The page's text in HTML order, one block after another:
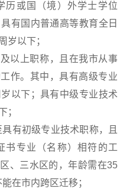
历或国（境）外学士学位
有国内普通高等教育全日
岁以下；
上职称，且在我市从事
作。其中，具有高级专业
以下；具有中级专业技术
；
初级专业技术职称，且
书专业（名称）相符的工
、三水区的，年龄需在35
在市内跨区迁移；